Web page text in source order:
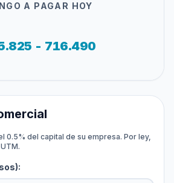
A PAGAR HOY
- 716.490
0.5% del capital de su empresa. Por ley,